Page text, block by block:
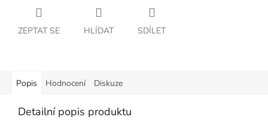
ZEPTAT SE HLÍDAT SDÍLET
Popis Hodnocení Diskuze
Detailní popis produktu